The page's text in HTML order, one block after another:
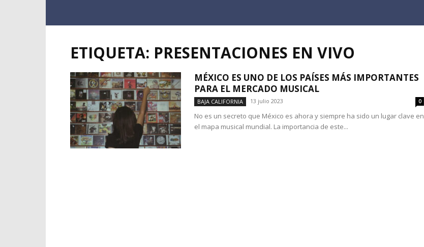
ETIQUETA: PRESENTACIONES EN VIVO
MÉXICO ES UNO DE LOS PAÍSES MÁS IMPORTANTES
PARA EL MERCADO MUSICAL
BAJA CALIFORNIA 13 julio 2023 0
No es un secreto que México es ahora y siempre ha sido un lugar clave en
el mapa musical mundial. La importancia de este...